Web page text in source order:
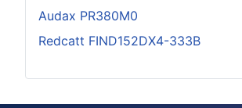
Audax PR380M0
Redcatt FIND152DX4-333B